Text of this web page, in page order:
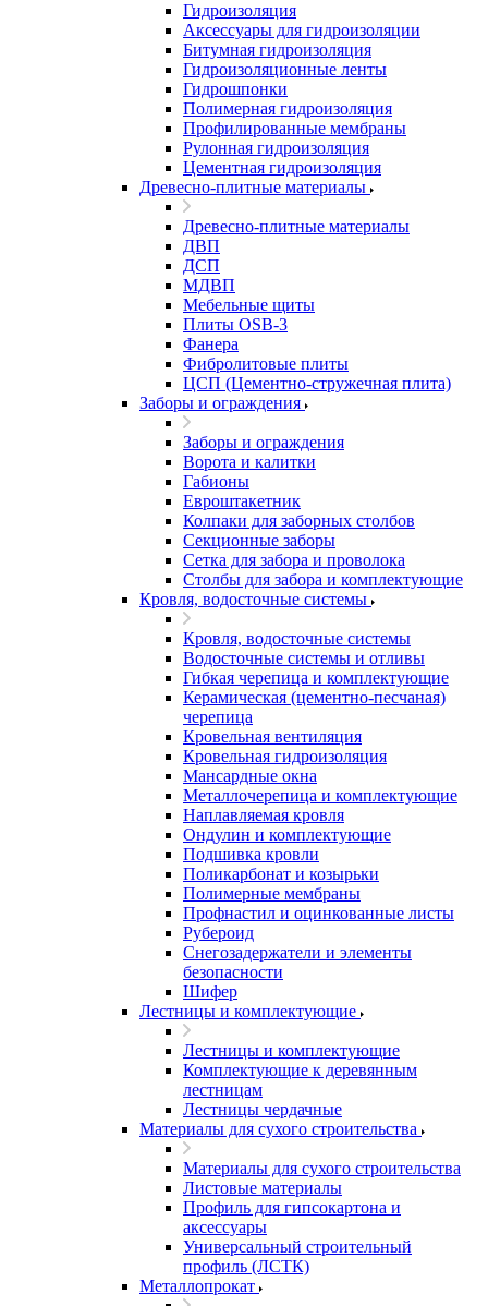
Гидроизоляция
Аксессуары для гидроизоляции
Битумная гидроизоляция
Гидроизоляционные ленты
Гидрошпонки
Полимерная гидроизоляция
Профилированные мембраны
Рулонная гидроизоляция
Цементная гидроизоляция
Древесно-плитные материалы
Древесно-плитные материалы
ДВП
ДСП
МДВП
Мебельные щиты
Плиты OSB-3
Фанера
Фибролитовые плиты
ЦСП (Цементно-стружечная плита)
Заборы и ограждения
Заборы и ограждения
Ворота и калитки
Габионы
Евроштакетник
Колпаки для заборных столбов
Секционные заборы
Сетка для забора и проволока
Столбы для забора и комплектующие
Кровля, водосточные системы
Кровля, водосточные системы
Водосточные системы и отливы
Гибкая черепица и комплектующие
Керамическая (цементно-песчаная)
черепица
Кровельная вентиляция
Кровельная гидроизоляция
Мансардные окна
Металлочерепица и комплектующие
Наплавляемая кровля
Ондулин и комплектующие
Подшивка кровли
Поликарбонат и козырьки
Полимерные мембраны
Профнастил и оцинкованные листы
Рубероид
Снегозадержатели и элементы
безопасности
Шифер
Лестницы и комплектующие
Лестницы и комплектующие
Комплектующие к деревянным
лестницам
Лестницы чердачные
Материалы для сухого строительства
Материалы для сухого строительства
Листовые материалы
Профиль для гипсокартона и
аксессуары
Универсальный строительный
профиль (ЛСТК)
Металлопрокат